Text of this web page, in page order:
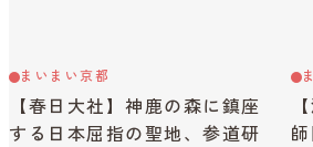
まいまい京都
【春日大社】神鹿の森に鎮座
する日本屈指の聖地、参道研